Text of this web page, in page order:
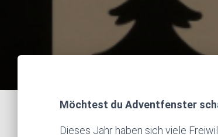
Möchtest du Adventfenster
Dieses Jahr haben sich viele